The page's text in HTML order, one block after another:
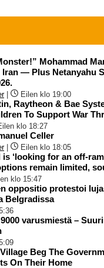
Mohammad
— Plus Netanyahu
| Eilen klo 19:00
Raytheon & Bae
To Support War
klo 18:27
Celler
| Eilen klo 18:05
is ‘looking for an off-
remain limited,
klo 15:47
oppositio protestoi
Belgradissa
varusmiestä –
Beg The
On Their Home